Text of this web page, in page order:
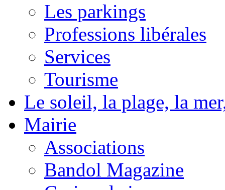
Les parkings
Professions libérales
Services
Tourisme
Le soleil, la plage, la
Mairie
Associations
Bandol Magazine